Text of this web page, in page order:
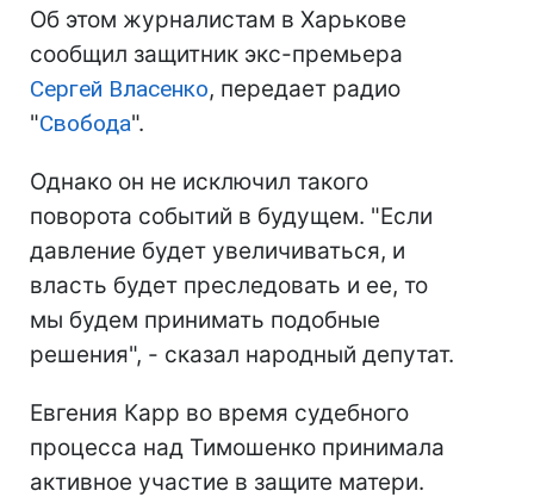
Об этом журналистам в Харькове
сообщил защитник экс-премьера
Сергей Власенко, передает радио
"Свобода".
Однако он не исключил такого
поворота событий в будущем. "Если
давление будет увеличиваться, и
власть будет преследовать и ее, то
мы будем принимать подобные
решения", - сказал народный депутат.
Евгения Карр во время судебного
процесса над Тимошенко принимала
активное участие в защите матери.